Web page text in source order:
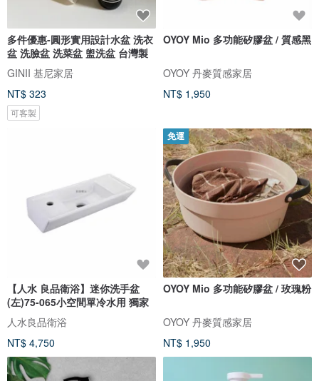
多件優惠-圓形實用設計水盆 洗衣
盆 洗臉盆 洗菜盆 盥洗盆 台灣製
GINII 基尼家居
NT$ 323
可客製
OYOY Mio 多功能矽膠盆 / 質感黑
OYOY 丹麥質感家居
NT$ 1,950
【人水 良品衛浴】迷你洗手盆
(左)75-065小空間單冷水用 獨家
人水良品衛浴
NT$ 4,750
免運
OYOY Mio 多功能矽膠盆 / 玫瑰粉
OYOY 丹麥質感家居
NT$ 1,950